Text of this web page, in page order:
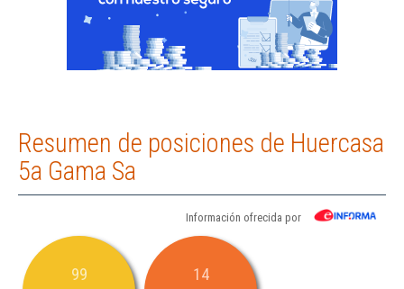
Resumen de posiciones de Huercasa
5a Gama Sa
Información ofrecida por
99 14